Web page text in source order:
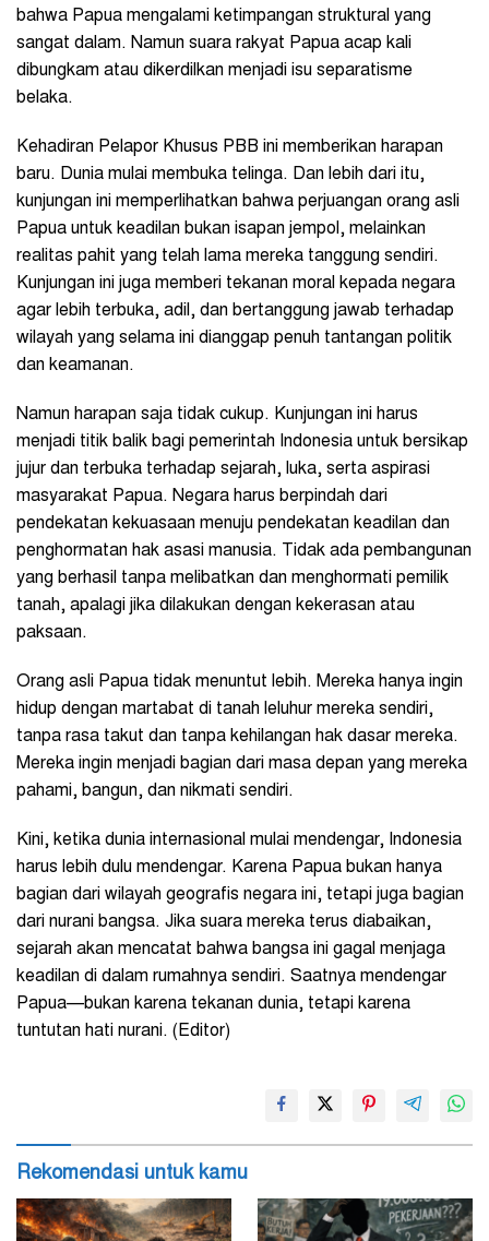
bahwa Papua mengalami ketimpangan struktural yang
sangat dalam. Namun suara rakyat Papua acap kali
dibungkam atau dikerdilkan menjadi isu separatisme
belaka.
Kehadiran Pelapor Khusus PBB ini memberikan harapan
baru. Dunia mulai membuka telinga. Dan lebih dari itu,
kunjungan ini memperlihatkan bahwa perjuangan orang asli
Papua untuk keadilan bukan isapan jempol, melainkan
realitas pahit yang telah lama mereka tanggung sendiri.
Kunjungan ini juga memberi tekanan moral kepada negara
agar lebih terbuka, adil, dan bertanggung jawab terhadap
wilayah yang selama ini dianggap penuh tantangan politik
dan keamanan.
Namun harapan saja tidak cukup. Kunjungan ini harus
menjadi titik balik bagi pemerintah Indonesia untuk bersikap
jujur dan terbuka terhadap sejarah, luka, serta aspirasi
masyarakat Papua. Negara harus berpindah dari
pendekatan kekuasaan menuju pendekatan keadilan dan
penghormatan hak asasi manusia. Tidak ada pembangunan
yang berhasil tanpa melibatkan dan menghormati pemilik
tanah, apalagi jika dilakukan dengan kekerasan atau
paksaan.
Orang asli Papua tidak menuntut lebih. Mereka hanya ingin
hidup dengan martabat di tanah leluhur mereka sendiri,
tanpa rasa takut dan tanpa kehilangan hak dasar mereka.
Mereka ingin menjadi bagian dari masa depan yang mereka
pahami, bangun, dan nikmati sendiri.
Kini, ketika dunia internasional mulai mendengar, Indonesia
harus lebih dulu mendengar. Karena Papua bukan hanya
bagian dari wilayah geografis negara ini, tetapi juga bagian
dari nurani bangsa. Jika suara mereka terus diabaikan,
sejarah akan mencatat bahwa bangsa ini gagal menjaga
keadilan di dalam rumahnya sendiri. Saatnya mendengar
Papua—bukan karena tekanan dunia, tetapi karena
tuntutan hati nurani. (Editor)
Rekomendasi untuk kamu